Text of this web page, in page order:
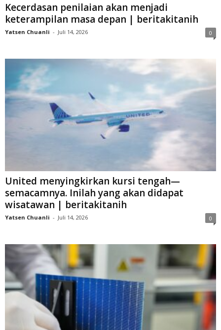
Kecerdasan penilaian akan menjadi
keterampilan masa depan | beritakitanih
Yatsen Chuanli - Juli 14, 2026 0
United menyingkirkan kursi tengah—
semacamnya. Inilah yang akan didapat
wisatawan | beritakitanih
Yatsen Chuanli - Juli 14, 2026 0